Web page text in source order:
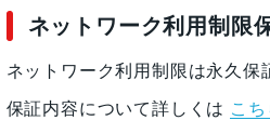
ネットワーク利用制限
ネットワーク利用制限は永久保
保証内容について詳しくは こち